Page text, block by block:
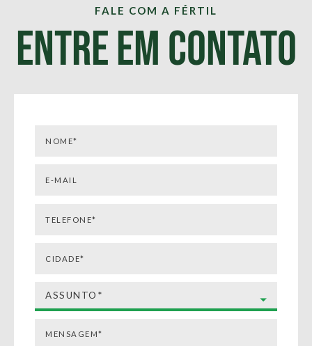
FALE COM A FÉRTIL
Entre em Contato